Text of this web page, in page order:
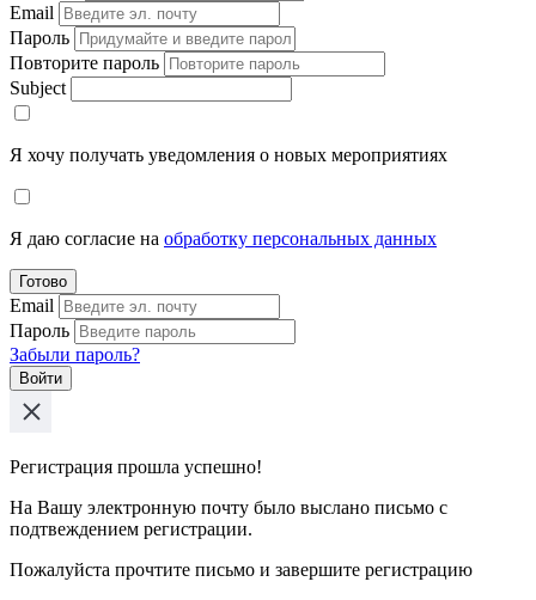
Email
Пароль
Повторите пароль
Subject
Я хочу получать уведомления о новых мероприятиях
Я даю согласие на обработку персональных данных
Готово
Email
Пароль
Забыли пароль?
Войти
Регистрация прошла успешно!
На Вашу электронную почту было выслано письмо с
подтвеждением регистрации.
Пожалуйста прочтите письмо и завершите регистрацию